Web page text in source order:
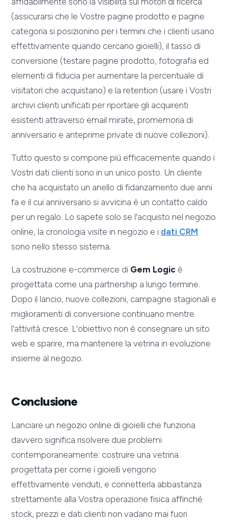
(assicurarsi che le Vostre pagine prodotto e pagine
categoria si posizionino per i termini che i clienti usano
effettivamente quando cercano gioielli), il tasso di
conversione (testare pagine prodotto, fotografia ed
elementi di fiducia per aumentare la percentuale di
visitatori che acquistano) e la retention (usare i Vostri
archivi clienti unificati per riportare gli acquirenti
esistenti attraverso email mirate, promemoria di
anniversario e anteprime private di nuove collezioni).
Tutto questo si compone più efficacemente quando i
Vostri dati clienti sono in un unico posto. Un cliente
che ha acquistato un anello di fidanzamento due anni
fa e il cui anniversario si avvicina è un contatto caldo
per un regalo. Lo sapete solo se l'acquisto nel negozio
online, la cronologia visite in negozio e i dati CRM
sono nello stesso sistema.
La costruzione e-commerce di Gem Logic è
progettata come una partnership a lungo termine.
Dopo il lancio, nuove collezioni, campagne stagionali e
miglioramenti di conversione continuano mentre
l'attività cresce. L'obiettivo non è consegnare un sito
web e sparire, ma mantenere la vetrina in evoluzione
insieme al negozio.
Conclusione
Lanciare un negozio online di gioielli che funziona
davvero significa risolvere due problemi
contemporaneamente: costruire una vetrina
progettata per come i gioielli vengono
effettivamente venduti, e connetterla abbastanza
strettamente alla Vostra operazione fisica affinché
stock, prezzi e dati clienti non vadano mai fuori